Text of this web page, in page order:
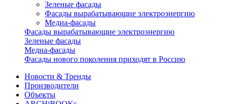
Зеленые фасады
Фасады вырабатывающие электроэнергию
Медиа-фасады
Фасады вырабатывающие электроэнергию
Зеленые фасады
Медиа-фасады
Фасады нового поколения приходят в Россию
Новости & Тренды
Производители
Объекты